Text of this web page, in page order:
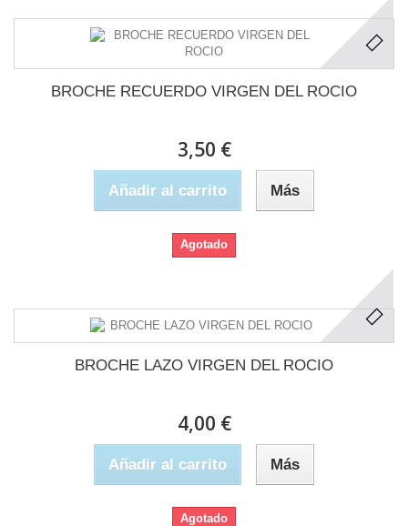
BROCHE RECUERDO VIRGEN DEL ROCIO
3,50 €
Añadir al carrito Más
Agotado
BROCHE LAZO VIRGEN DEL ROCIO
4,00 €
Añadir al carrito Más
Agotado